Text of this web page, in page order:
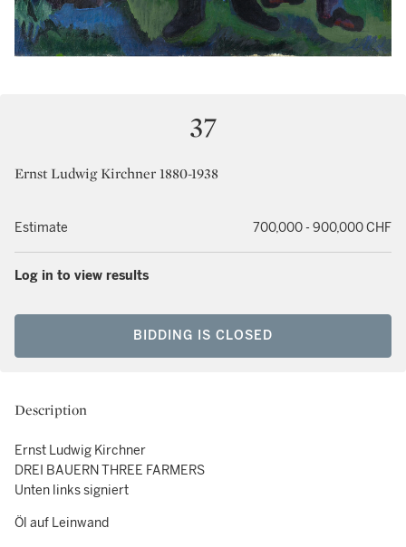
37
Ernst Ludwig Kirchner 1880-1938
Estimate 700,000 - 900,000 CHF
Log in to view results
BIDDING IS CLOSED
Description
Ernst Ludwig Kirchner
DREI BAUERN THREE FARMERS
Unten links signiert
Öl auf Leinwand